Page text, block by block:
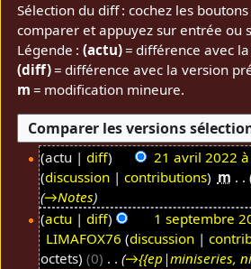
Sélection du diff : cochez les
comparer et appuyez sur entrée ou
Légende :(actu)= différence avec
(diff)= différence avec la version
m = modification mineure.
actu diff 21 avril 2022
discussion
contributions m
→Notes
actu diff
1 septembre
LIMAFOX76 discussion
octets
0 →{{ep|miniseries,